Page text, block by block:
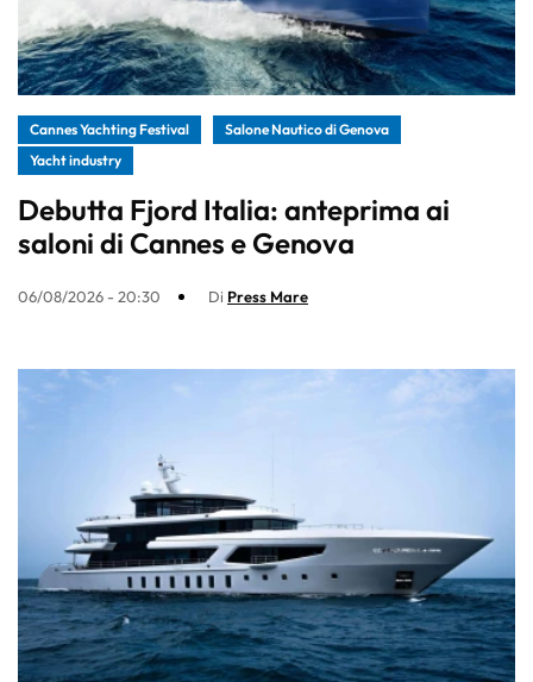
Cannes Yachting Festival
Salone Nautico di Genova
Yacht industry
Debutta Fjord Italia: anteprima ai
saloni di Cannes e Genova
06/08/2026 - 20:30 Di Press Mare